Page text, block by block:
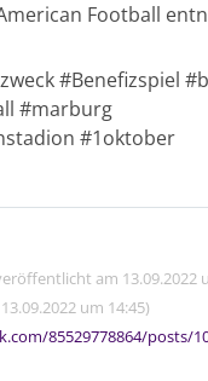
Football
#Benefizspiel
#marburg
#1oktober
am 13.09.2022
um 14:45)
85529778864/posts/